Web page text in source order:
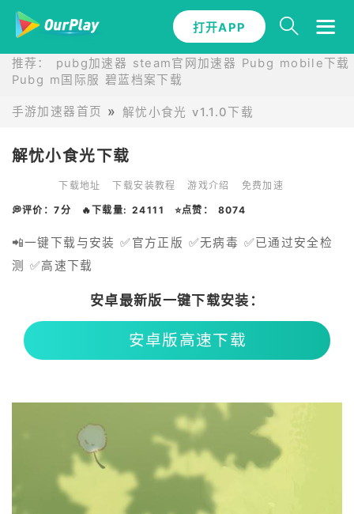
打开APP
推荐： pubg加速器 steam官网加速器 Pubg mobile下载
Pubg m国际服 碧蓝档案下载
手游加速器首页 解忧小食光 v1.1.0下载
解忧小食光下载
下载地址 下载安装教程 游戏介绍 免费加速
💭评价：7分 🔥下载量: 24111 ⭐点赞： 8074
📲一键下载与安装 ✅官方正版 ✅无病毒 ✅已通过安全检
测 ✅高速下载
安卓最新版一键下载安装：
安卓版高速下载